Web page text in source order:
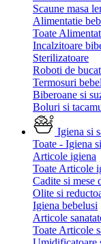
Scaune masa
Alimentatie
Toate
Incalzitoare
Sterilizatoare
Roboti de
Termosuri
Biberoane si
Boluri si
Igiena si
Toate - Igiena
Articole igiena
Toate Articole
Cadite si mese
Olite si
Igiena bebelusi
Articole
Toate Articole